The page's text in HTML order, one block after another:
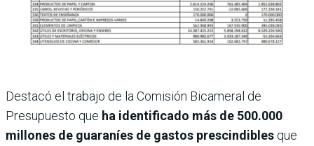
Destacó el trabajo de la Comisión Bicameral de
Presupuesto que ha identificado más de 500.000
millones de guaraníes de gastos prescindibles que